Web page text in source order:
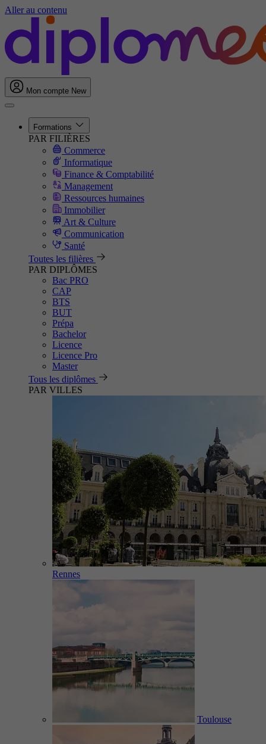
Aller au contenu
Mon compte New
Formations
PAR FILIÈRES
Commerce
Informatique
Finance & Comptabilité
Management
Ressources humaines
Immobilier
Art & Culture
Communication
Santé
Toutes les filières
PAR DIPLÔMES
Bac PRO
CAP
BTS
BUT
Prépa
Bachelor
Licence
Licence Pro
Master
Tous les diplômes
PAR VILLES
Rennes
Toulouse